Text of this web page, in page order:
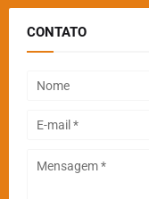
CONTATO